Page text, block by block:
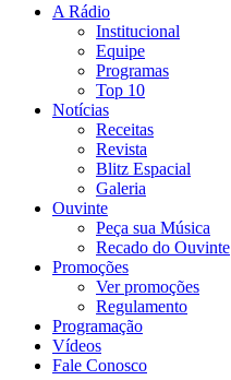
A Rádio
Institucional
Equipe
Programas
Top 10
Notícias
Receitas
Revista
Blitz Espacial
Galeria
Ouvinte
Peça sua Música
Recado do Ouvinte
Promoções
Ver promoções
Regulamento
Programação
Vídeos
Fale Conosco